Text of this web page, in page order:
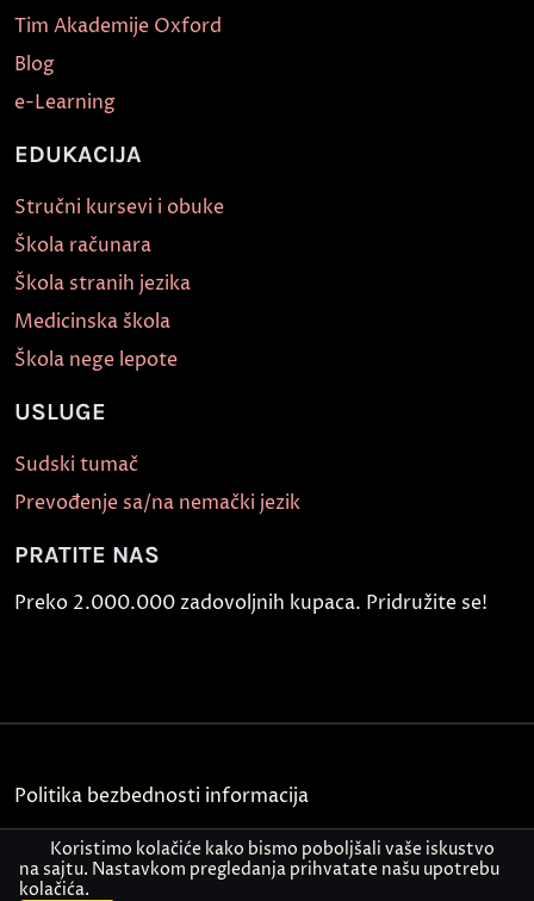
Tim Akademije Oxford
Blog
e-Learning
EDUKACIJA
Stručni kursevi i obuke
Škola računara
Škola stranih jezika
Medicinska škola
Škola nege lepote
USLUGE
Sudski tumač
Prevođenje sa/na nemački jezik
PRATITE NAS
Preko 2.000.000 zadovoljnih kupaca. Pridružite se!
Politika bezbednosti informacija
Kontakt
Koristimo kolačiće kako bismo poboljšali vaše iskustvo
na sajtu. Nastavkom pregledanja prihvatate našu upotrebu
kolačića.